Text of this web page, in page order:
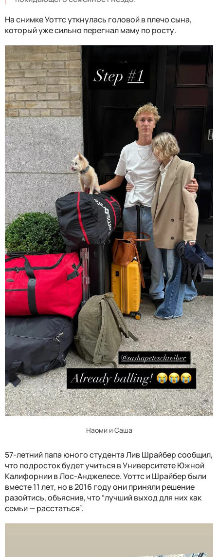
На снимке Уоттс уткнулась головой в плечо сына,
который уже сильно перегнал маму по росту.
Наоми и Саша
57-летний папа юного студента Лив Шрайбер сообщил,
что подросток будет учиться в Университете Южной
Калифорнии в Лос-Анджелесе. Уоттс и Шрайбер были
вместе 11 лет, но в 2016 году они приняли решение
разойтись, объяснив, что “лучший выход для них как
семьи — расстаться”.